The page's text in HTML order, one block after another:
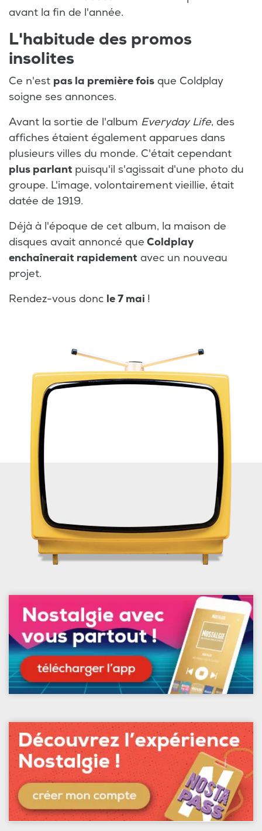
avant la fin de l'année.
L'habitude des promos
insolites
Ce n'est pas la première fois que Coldplay
soigne ses annonces.
Avant la sortie de l'album Everyday Life, des
affiches étaient également apparues dans
plusieurs villes du monde. C'était cependant
plus parlant puisqu'il s'agissait d'une photo du
groupe. L'image, volontairement vieillie, était
datée de 1919.
Déjà à l'époque de cet album, la maison de
disques avait annoncé que Coldplay
enchaînerait rapidement avec un nouveau
projet.
Rendez-vous donc le 7 mai !